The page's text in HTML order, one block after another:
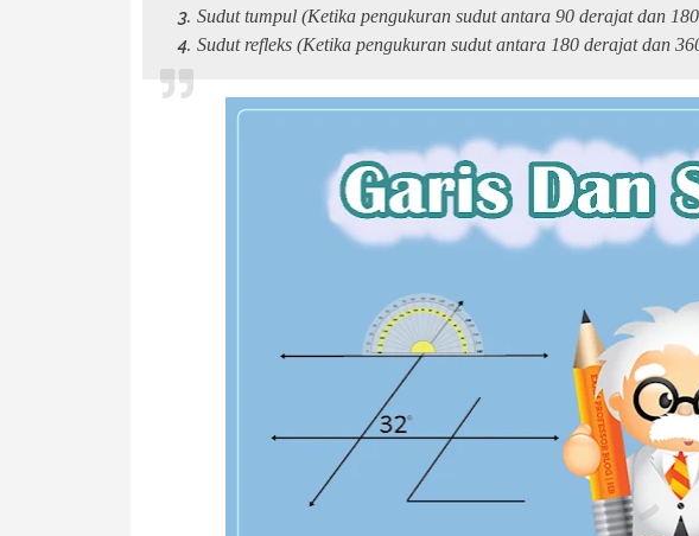
Sudut tumpul (Ketika pengukuran sudut antara 90 derajat dan
Sudut refleks (Ketika pengukuran sudut antara 180 derajat dan